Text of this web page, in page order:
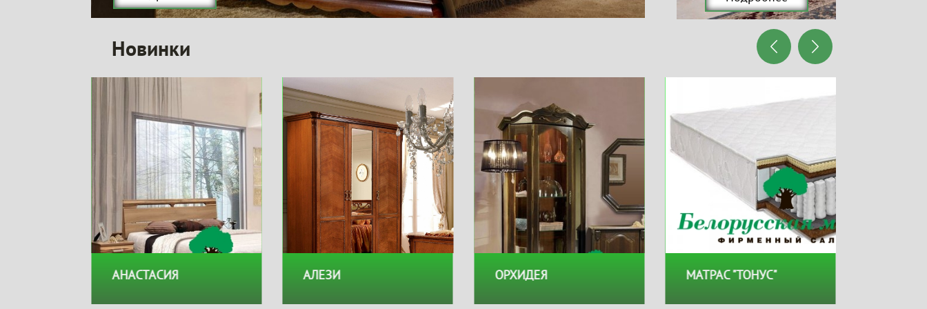
Подробнее
Новинки
АНАСТАСИЯ АЛЕЗИ ОРХИДЕЯ МАТРАС "ТОНУС"